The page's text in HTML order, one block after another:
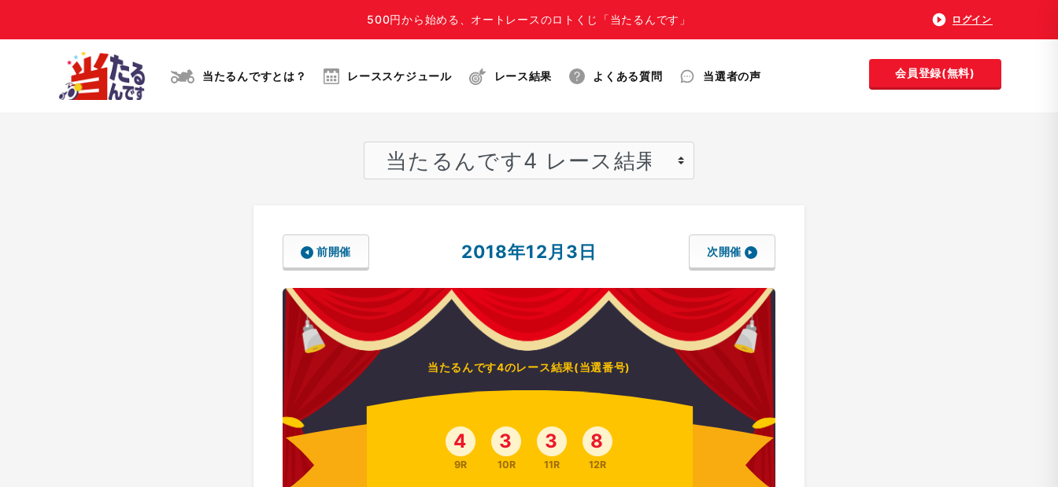
500円から始める、オートレースのロトくじ「当たるんです」 ログイン
当たるんですとは？ レーススケジュール レース結果 よくある質問 当選者の声 会員登録(無料)
前開催 2018年12月3日 次開催
当たるんです4のレース結果(当選番号)
4
9R
3
10R
3
11R
8
12R